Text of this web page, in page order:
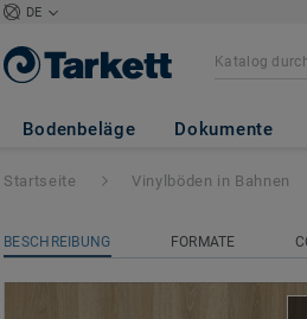
DE
Bodenbeläge Dokumente
Iconik 240 -
Startseite Vinylböden in Bahnen
BESCHREIBUNG FORMATE